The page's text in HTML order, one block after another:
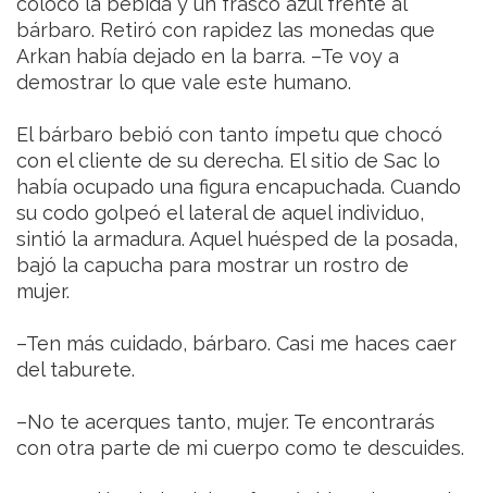
bárbaro. Retiró con rapidez las monedas que
Arkan había dejado en la barra. –Te voy a
demostrar lo que vale este humano.
El bárbaro bebió con tanto ímpetu que chocó
con el cliente de su derecha. El sitio de Sac lo
había ocupado una figura encapuchada. Cuando
su codo golpeó el lateral de aquel individuo,
sintió la armadura. Aquel huésped de la posada,
bajó la capucha para mostrar un rostro de
mujer.
–Ten más cuidado, bárbaro. Casi me haces caer
del taburete.
–No te acerques tanto, mujer. Te encontrarás
con otra parte de mi cuerpo como te descuides.